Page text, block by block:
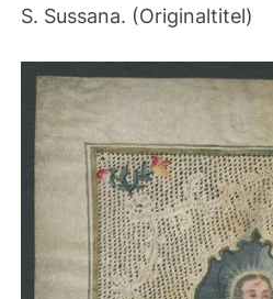
S. Sussana. (Originaltitel)